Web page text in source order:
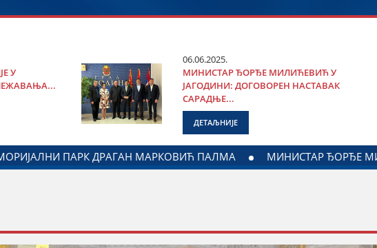
У
06.06.2025.
МИНИСТАР ЂОРЂЕ МИЛИЋЕВИЋ У
ЈАГОДИНИ: ДОГОВОРЕН НАСТАВАК
САРАДЊЕ...
ДЕТАЉНИЈЕ
САРАДЊЕ ГРАДА ЈАГОДИНЕ И МИНИСТАРСТВА ЗАДУЖЕНОГ